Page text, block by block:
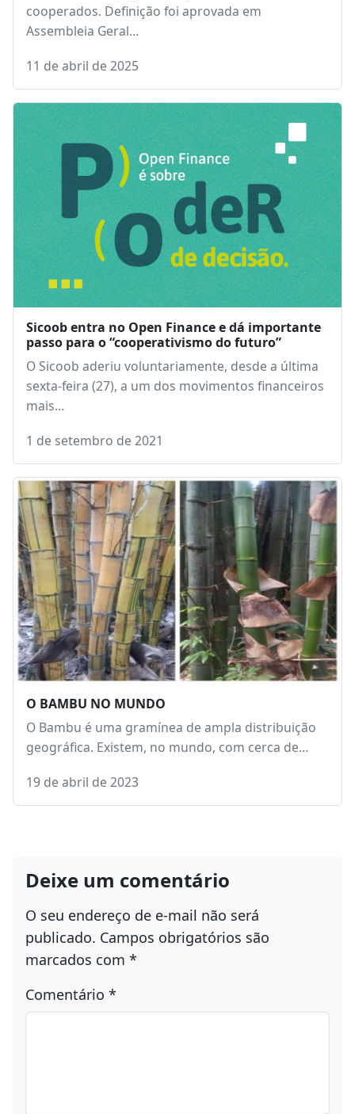
cooperados. Definição foi aprovada em
Assembleia Geral…
11 de abril de 2025
Sicoob entra no Open Finance e dá importante
passo para o “cooperativismo do futuro”
O Sicoob aderiu voluntariamente, desde a última
sexta-feira (27), a um dos movimentos financeiros
mais…
1 de setembro de 2021
O BAMBU NO MUNDO
O Bambu é uma gramínea de ampla distribuição
geográfica. Existem, no mundo, com cerca de…
19 de abril de 2023
Deixe um comentário
O seu endereço de e-mail não será
publicado. Campos obrigatórios são
marcados com *
Comentário *